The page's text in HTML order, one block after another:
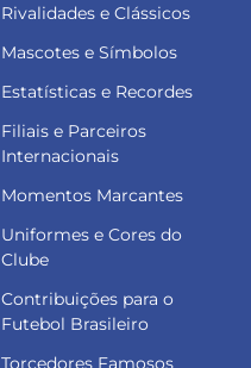
Rivalidades e Clássicos
Mascotes e Símbolos
Estatísticas e Recordes
Filiais e Parceiros
Internacionais
Momentos Marcantes
Uniformes e Cores do
Clube
Contribuições para o
Futebol Brasileiro
Torcedores Famosos